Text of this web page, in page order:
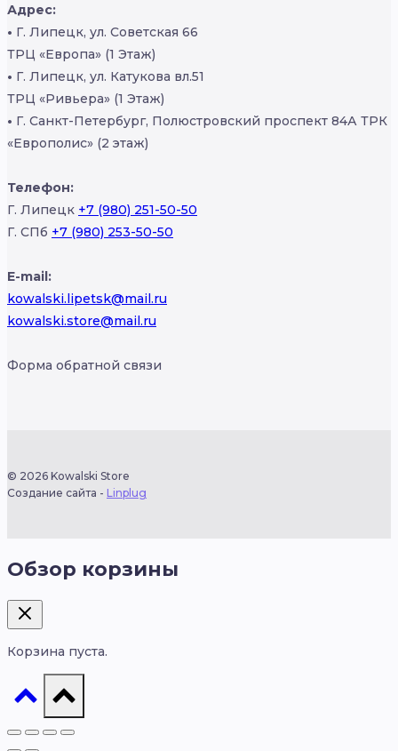
Адрес:
• Г. Липецк, ул. Советская 66
ТРЦ «Европа» (1 Этаж)
• Г. Липецк, ул. Катукова вл.51
ТРЦ «Ривьера» (1 Этаж)
• Г. Санкт-Петербург, Полюстровский проспект 84А ТРК
«Европолис» (2 этаж)
Телефон:
Г. Липецк +7 (980) 251-50-50
Г. СПб +7 (980) 253-50-50
E-mail:
kowalski.lipetsk@mail.ru
kowalski.store@mail.ru
Форма обратной связи
© 2026 Kowalski Store
Создание сайта - Linplug
Обзор корзины
Корзина пуста.